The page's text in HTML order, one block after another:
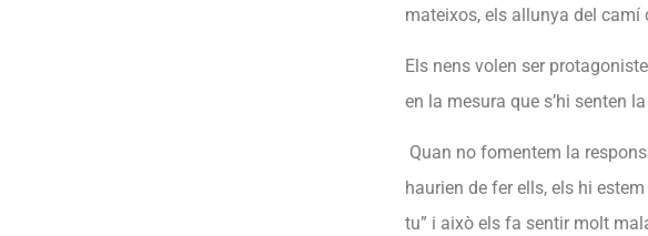
mateixos, els allunya del
Els nens volen ser
en la mesura que s’hi senten
Quan no fomentem la
haurien de fer ells, els hi
tu” i això els fa sentir molt